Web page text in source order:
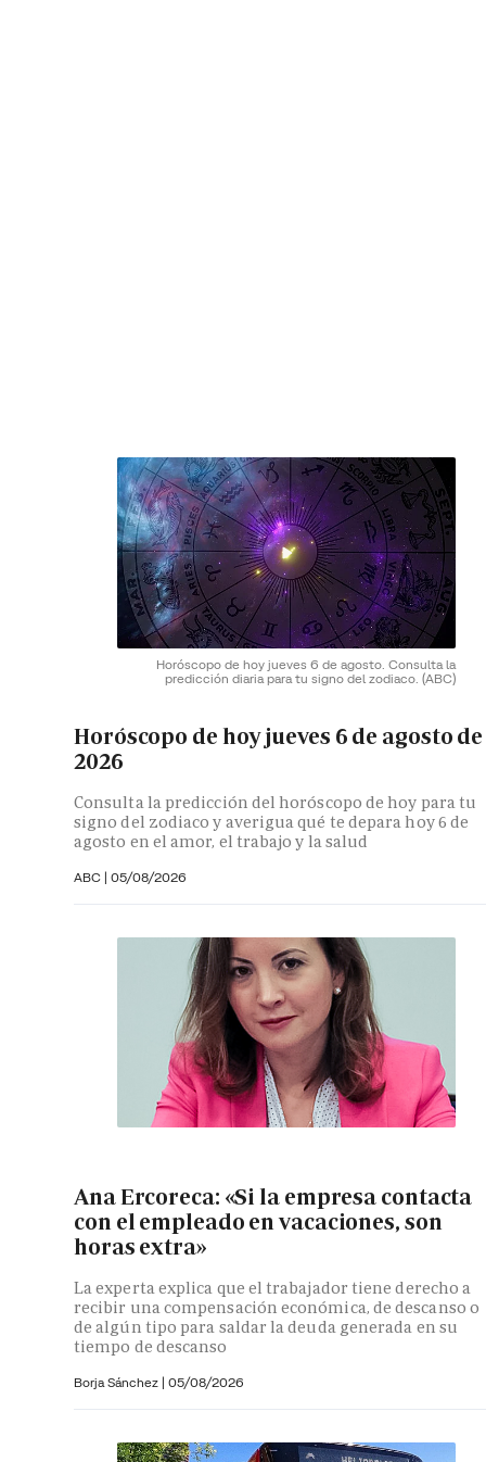
Horóscopo de hoy jueves 6 de agosto. Consulta la
predicción diaria para tu signo del zodiaco. (ABC)
Horóscopo de hoy jueves 6 de agosto de
2026
Consulta la predicción del horóscopo de hoy para tu
signo del zodiaco y averigua qué te depara hoy 6 de
agosto en el amor, el trabajo y la salud
ABC | 05/08/2026
Ana Ercoreca: «Si la empresa contacta
con el empleado en vacaciones, son
horas extra»
La experta explica que el trabajador tiene derecho a
recibir una compensación económica, de descanso o
de algún tipo para saldar la deuda generada en su
tiempo de descanso
Borja Sánchez | 05/08/2026